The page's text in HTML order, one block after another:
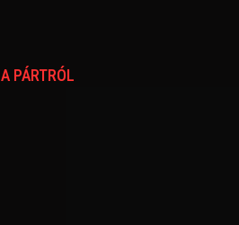
A PÁRTRÓL